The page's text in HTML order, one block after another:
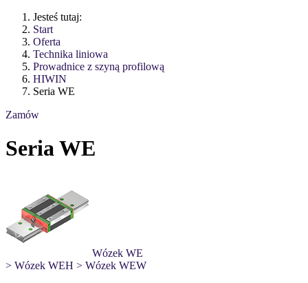
Jesteś tutaj:
Start
Oferta
Technika liniowa
Prowadnice z szyną profilową
HIWIN
Seria WE
Zamów
Seria WE
Wózek WE
> Wózek WEH > Wózek WEW